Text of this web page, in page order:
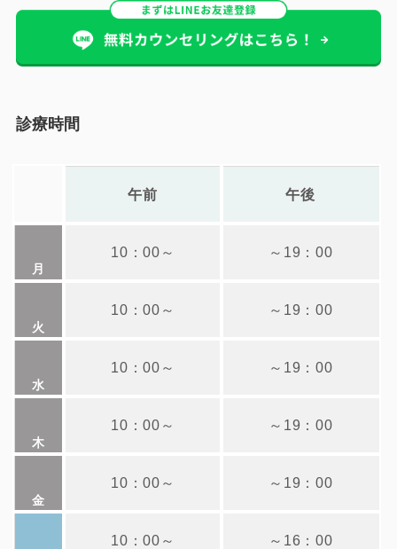
診療時間
午前
10：00 ～
10：00 ～
10：00 ～
10：00 ～
10：00 ～
10：00 ～
午後
～ 19：00
～ 19：00
～ 19：00
～ 19：00
～ 19：00
～ 16：00